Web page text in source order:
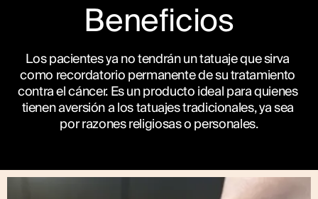
Beneficios
Los pacientes ya no tendrán un tatuaje que sirva
como recordatorio permanente de su tratamiento
contra el cáncer. Es un producto ideal para quienes
tienen aversión a los tatuajes tradicionales, ya sea
por razones religiosas o personales.